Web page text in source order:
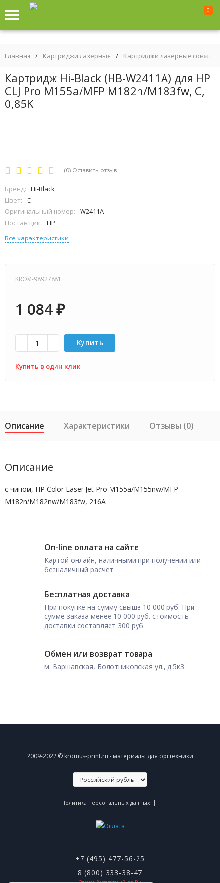
0
Главная / Картриджи лазерные / Картриджи лазерные
Картридж Hi-Black (HB-W2411A) для HP
CLJ Pro M155a/MFP M182n/M183fw, C,
0,85K
(0) Оставить отзыв
Бренд:
Hi-Black
Цвет:
C
Оригинальный номер:
W2411A
Поставщик:
HP
Все характеристики
KROM-98927881
1 084 ₽
Купить
Купить в один клик
Описание Характеристики Отзывы (0)
Описание
с чипом, HP Color Laser Jet Pro M155a/M155nw/MFP
M182n/M182nw/M183fw, 216A
On-line оплата на сайте
Картой онлайн, наличными при получении или
безналичный расчет
Бесплатная доставка
При покупке на сумму свыше 10 000 руб. При
сумме заказа менее 10 000 руб. стоимость
доставки составляет 300 руб.
Обмен или возврат товара
м. Варшавская, Болотниковская ул., д.5к3
2009-2022 © kromus-print.ru - материалы для оргтехники
Политика персональных данных |
+7 (495) 477-56-25
8 (800) 333-38-47